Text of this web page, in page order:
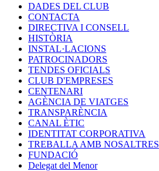
DADES DEL CLUB
CONTACTA
DIRECTIVA I CONSELL
HISTÒRIA
INSTAL·LACIONS
PATROCINADORS
TENDES OFICIALS
CLUB D'EMPRESES
CENTENARI
AGÈNCIA DE VIATGES
TRANSPARÈNCIA
CANAL ÈTIC
IDENTITAT CORPORATIVA
TREBALLA AMB NOSALTRES
FUNDACIÓ
Delegat del Menor